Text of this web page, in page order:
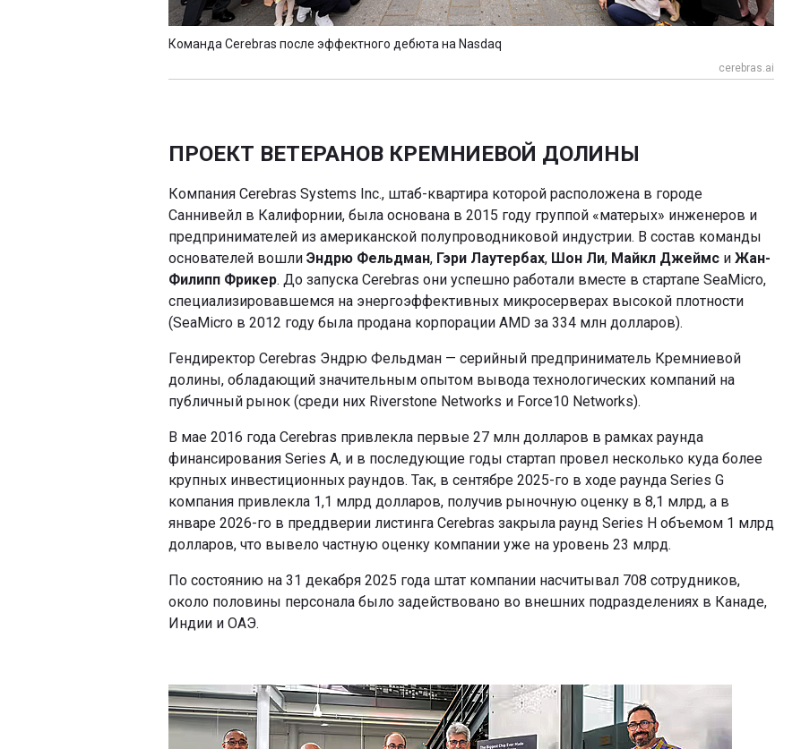
Команда Cerebras после эффектного дебюта на Nasdaq
cerebras.ai
ПРОЕКТ ВЕТЕРАНОВ КРЕМНИЕВОЙ ДОЛИНЫ
Компания Cerebras Systems Inc., штаб-квартира которой расположена в городе
Саннивейл в Калифорнии, была основана в 2015 году группой «матерых» инженеров и
предпринимателей из американской полупроводниковой индустрии. В состав команды
основателей вошли Эндрю Фельдман, Гэри Лаутербах, Шон Ли, Майкл Джеймси Жан-
Филипп Фрикер. До запуска Cerebras они успешно работали вместе в стартапе SeaMicro,
специализировавшемся на энергоэффективных микросерверах высокой плотности
(SeaMicro в 2012 году была продана корпорации AMD за 334 млн долларов).
Гендиректор Cerebras Эндрю Фельдман — серийный предприниматель Кремниевой
долины, обладающий значительным опытом вывода технологических компаний на
публичный рынок (среди них Riverstone Networks и Force10 Networks).
В мае 2016 года Cerebras привлекла первые 27 млн долларов в рамках раунда
финансирования Series A, и в последующие годы стартап провел несколько куда более
крупных инвестиционных раундов. Так, в сентябре 2025-го в ходе раунда Series G
компания привлекла 1,1 млрд долларов, получив рыночную оценку в 8,1 млрд, а в
январе 2026-го в преддверии листинга Cerebras закрыла раунд Series H объемом 1 млрд
долларов, что вывело частную оценку компании уже на уровень 23 млрд.
По состоянию на 31 декабря 2025 года штат компании насчитывал 708 сотрудников,
около половины персонала было задействовано во внешних подразделениях в Канаде,
Индии и ОАЭ.